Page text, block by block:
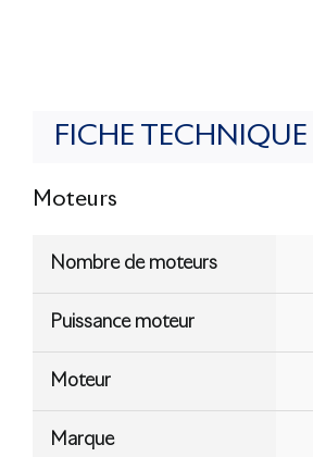
FICHE TECHNIQUE
Moteurs
Nombre de moteurs
Puissance moteur
Moteur
Marque